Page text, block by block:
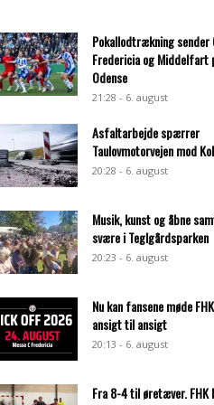
Pokallodtrækning sender
Fredericia og Middelfart
Odense
21:28 - 6. august
Asfaltarbejde spærrer
Taulovmotorvejen mod
20:28 - 6. august
Musik, kunst og åbne
svære i Teglgårdsparken
20:23 - 6. august
Nu kan fansene møde
ansigt til ansigt
20:13 - 6. august
Fra 8-4 til øretæver. FHK